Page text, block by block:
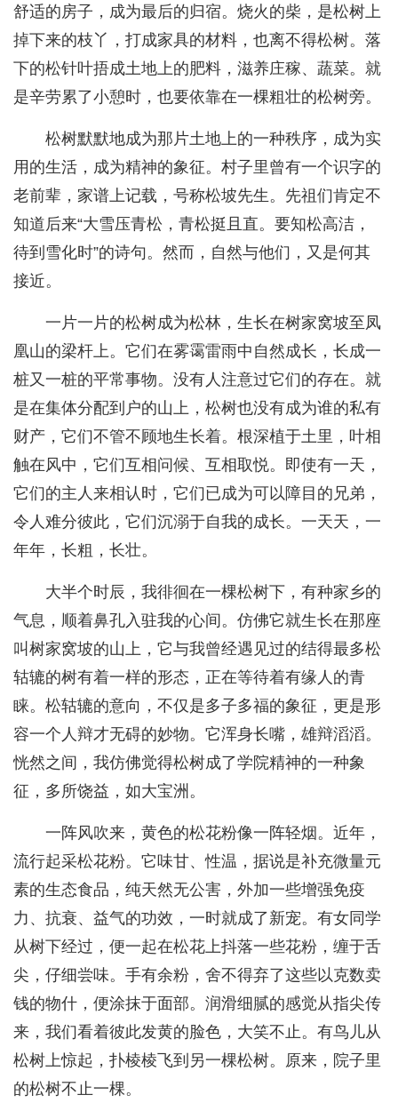
舒适的房子，成为最后的归宿。烧火的柴，是松树上
掉下来的枝丫，打成家具的材料，也离不得松树。落
下的松针叶捂成土地上的肥料，滋养庄稼、蔬菜。就
是辛劳累了小憩时，也要依靠在一棵粗壮的松树旁。
松树默默地成为那片土地上的一种秩序，成为实
用的生活，成为精神的象征。村子里曾有一个识字的
老前辈，家谱上记载，号称松坡先生。先祖们肯定不
知道后来“大雪压青松，青松挺且直。要知松高洁，
待到雪化时”的诗句。然而，自然与他们，又是何其
接近。
一片一片的松树成为松林，生长在树家窝坡至凤
凰山的梁杆上。它们在雾霭雷雨中自然成长，长成一
桩又一桩的平常事物。没有人注意过它们的存在。就
是在集体分配到户的山上，松树也没有成为谁的私有
财产，它们不管不顾地生长着。根深植于土里，叶相
触在风中，它们互相问候、互相取悦。即使有一天，
它们的主人来相认时，它们已成为可以障目的兄弟，
令人难分彼此，它们沉溺于自我的成长。一天天，一
年年，长粗，长壮。
大半个时辰，我徘徊在一棵松树下，有种家乡的
气息，顺着鼻孔入驻我的心间。仿佛它就生长在那座
叫树家窝坡的山上，它与我曾经遇见过的结得最多松
轱辘的树有着一样的形态，正在等待着有缘人的青
睐。松轱辘的意向，不仅是多子多福的象征，更是形
容一个人辩才无碍的妙物。它浑身长嘴，雄辩滔滔。
恍然之间，我仿佛觉得松树成了学院精神的一种象
征，多所饶益，如大宝洲。
一阵风吹来，黄色的松花粉像一阵轻烟。近年，
流行起采松花粉。它味甘、性温，据说是补充微量元
素的生态食品，纯天然无公害，外加一些增强免疫
力、抗衰、益气的功效，一时就成了新宠。有女同学
从树下经过，便一起在松花上抖落一些花粉，缠于舌
尖，仔细尝味。手有余粉，舍不得弃了这些以克数卖
钱的物什，便涂抹于面部。润滑细腻的感觉从指尖传
来，我们看着彼此发黄的脸色，大笑不止。有鸟儿从
松树上惊起，扑棱棱飞到另一棵松树。原来，院子里
的松树不止一棵。